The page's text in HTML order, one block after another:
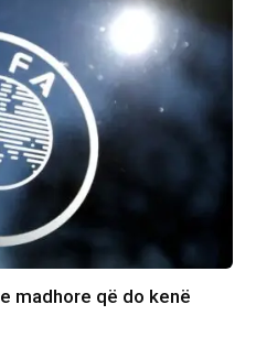
madhore që do kenë